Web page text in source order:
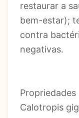
restaurar a
bem-estar);
contra
negativas.
Calotropis